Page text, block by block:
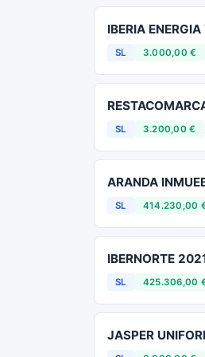
IBERIA
SL 3.000,00 €
SL 3.200,00 €
ARANDA
SL 414.230,00
IBERNORTE
SL 425.306,00
JASPER